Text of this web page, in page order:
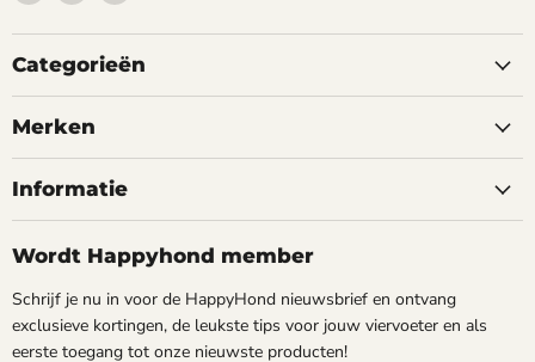
happyhond.nl
ons
op
Facebook
op
Instagram
Categorieën
Merken
Informatie
Wordt Happyhond member
Schrijf je nu in voor de HappyHond nieuwsbrief en ontvang
exclusieve kortingen, de leukste tips voor jouw viervoeter en als
eerste toegang tot onze nieuwste producten!